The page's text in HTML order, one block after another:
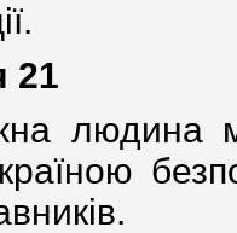
21
людина